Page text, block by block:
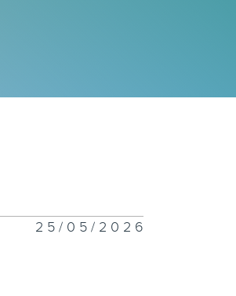
25/05/2026